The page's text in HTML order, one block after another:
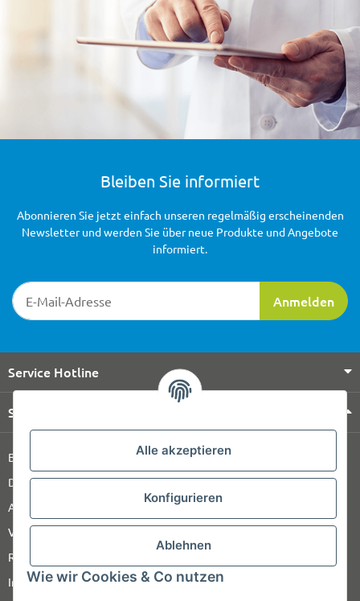
Alle akzeptieren
Konfigurieren
Ablehnen
Wie wir Cookies & Co nutzen
Bleiben Sie informiert
Newsletter-Registrierung
Anmelden
Abonnieren Sie jetzt einfach unseren regelmäßig erscheinenden
Newsletter und werden Sie über neue Produkte und Angebote
informiert.
Service Hotline
Shop Service
Barrierefreiheitserklärung
Datenschutz
AGB
Versandinformationen
Retour
Impressum